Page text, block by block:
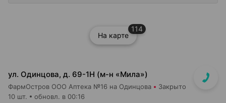
На карте
114
ул. Одинцова, д. 69-1Н (м-н «Мила»)
ФармОстров ООО Аптека №16 на Одинцова Закрыто
10 шт. обновл. в 00:16